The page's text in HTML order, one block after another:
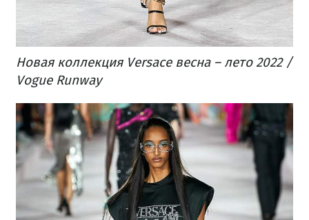
Новая коллекция Versace весна – лето 2022 /
Vogue Runway